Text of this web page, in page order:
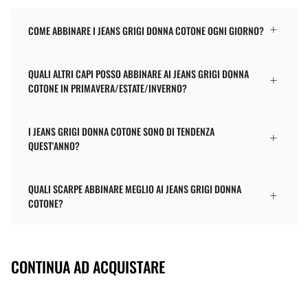
COME ABBINARE I JEANS GRIGI DONNA COTONE OGNI GIORNO?
QUALI ALTRI CAPI POSSO ABBINARE AI JEANS GRIGI DONNA
COTONE IN PRIMAVERA/ESTATE/INVERNO?
I JEANS GRIGI DONNA COTONE SONO DI TENDENZA
QUEST'ANNO?
QUALI SCARPE ABBINARE MEGLIO AI JEANS GRIGI DONNA
COTONE?
CONTINUA AD ACQUISTARE